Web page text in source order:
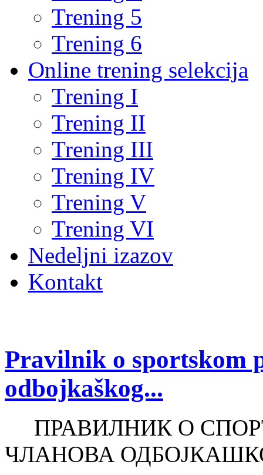
Trening 5
Trening 6
Online trening selekcija
Trening I
Trening II
Trening III
Trening IV
Trening V
Trening VI
Nedeljni izazov
Kontakt
Pravilnik o sportskom
odbojkaškog...
ПРАВИЛНИК О
ЧЛАНОВА